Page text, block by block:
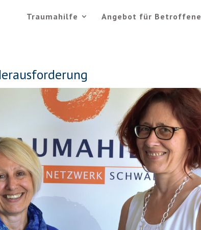
Traumahilfe Angebot für Betroffene